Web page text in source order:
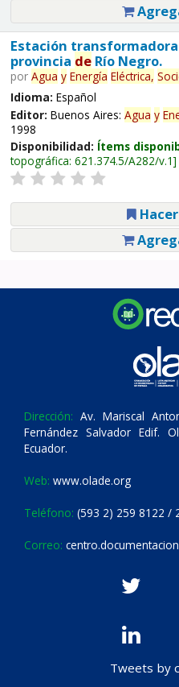
Estación
provincia deRío Negro.
por Agua y Energía Eléctrica,
Idioma: Español
Editor: Buenos Aires: Agua y
1998
Disponibilidad: Ítems
topográfica: 621.374.5/A282/v.1
Dirección: Av. Mariscal
Fernández Salvador Edif.
Ecuador.
Web: www.olade.org
Teléfono: (593 2) 259 8122 /
Correo:
Tweets by